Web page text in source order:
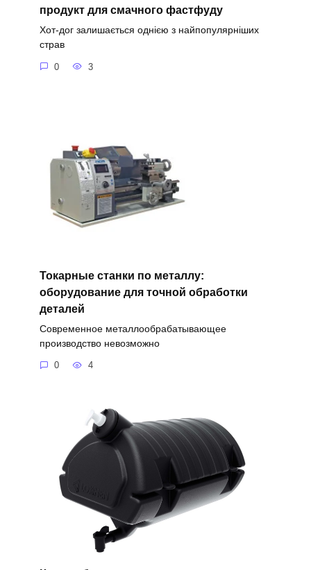
продукт для смачного фастфуду
Хот-дог залишається однією з найпопулярніших
страв
0 3
Токарные станки по металлу:
оборудование для точной обработки
деталей
Современное металлообрабатывающее
производство невозможно
0 4